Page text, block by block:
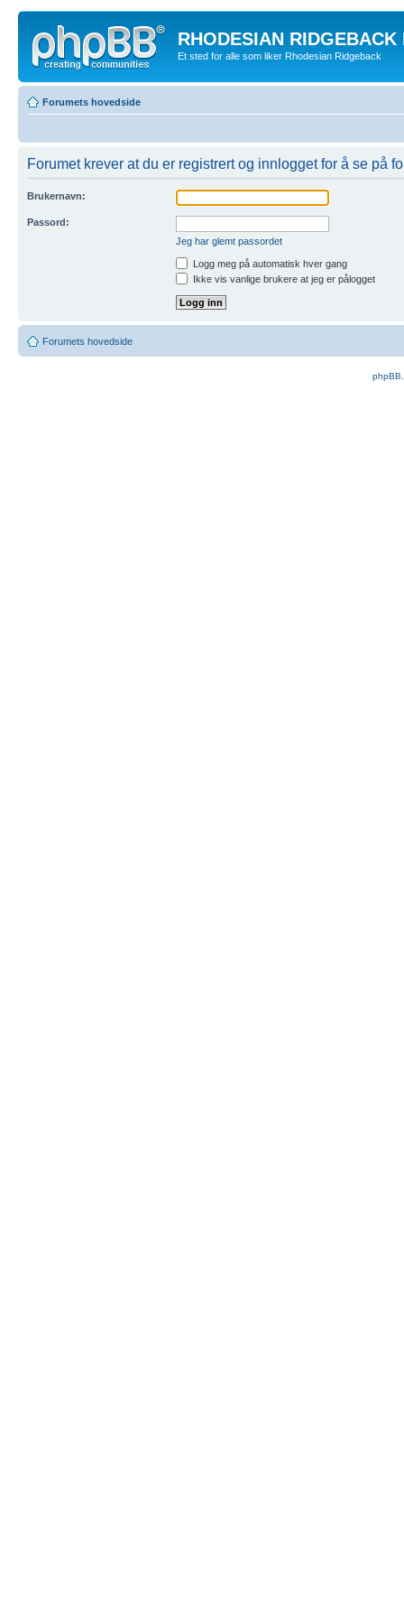
RHODESIAN RIDGEBACK
Et sted for alle som liker Rhodesian Ridgeback
Forumets hovedside
Forumet krever at du er registrert og innlogget for å se på
Brukernavn:
Passord:
Jeg har glemt passordet
Logg meg på automatisk hver gang
Ikke vis vanlige brukere at jeg er pålogget
Forumets hovedside